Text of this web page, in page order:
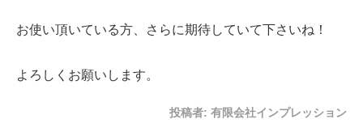
お使い頂いている方、さらに期待していて下さいね！
よろしくお願いします。
投稿者: 有限会社インプレッション